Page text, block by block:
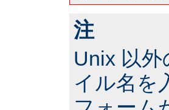
注
Unix 以
イル名を